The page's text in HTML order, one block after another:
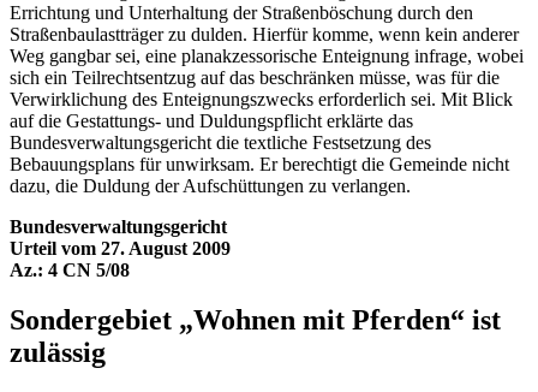
Errichtung und Unterhaltung der Straßenböschung durch den
Straßenbaulastträger zu dulden. Hierfür komme, wenn kein anderer
Weg gangbar sei, eine planakzessorische Enteignung infrage, wobei
sich ein Teilrechtsentzug auf das beschränken müsse, was für die
Verwirklichung des Enteignungszwecks erforderlich sei. Mit Blick
auf die Gestattungs- und Duldungspflicht erklärte das
Bundesverwaltungsgericht die textliche Festsetzung des
Bebauungsplans für unwirksam. Er berechtigt die Gemeinde nicht
dazu, die Duldung der Aufschüttungen zu verlangen.
Bundesverwaltungsgericht
Urteil vom 27. August 2009
Az.: 4 CN 5/08
Sondergebiet „Wohnen mit Pferden“ ist
zulässig